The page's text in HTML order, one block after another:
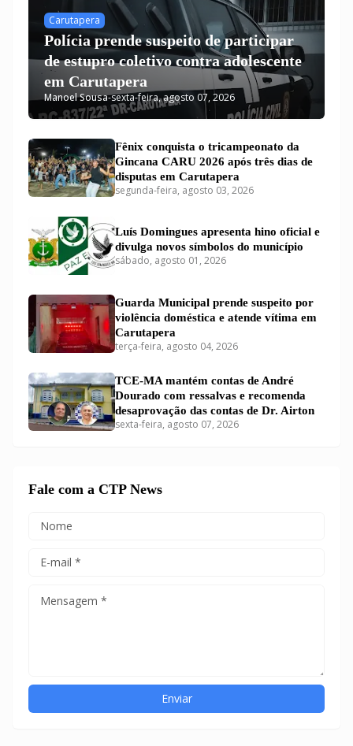
Carutapera
Polícia prende suspeito de participar
de estupro coletivo contra adolescente
em Carutapera
Manoel Sousa-sexta-feira, agosto 07, 2026
Fênix conquista o tricampeonato da
Gincana CARU 2026 após três dias de
disputas em Carutapera
segunda-feira, agosto 03, 2026
Luís Domingues apresenta hino oficial e
divulga novos símbolos do município
sábado, agosto 01, 2026
Guarda Municipal prende suspeito por
violência doméstica e atende vítima em
Carutapera
terça-feira, agosto 04, 2026
TCE-MA mantém contas de André
Dourado com ressalvas e recomenda
desaprovação das contas de Dr. Airton
sexta-feira, agosto 07, 2026
Fale com a CTP News